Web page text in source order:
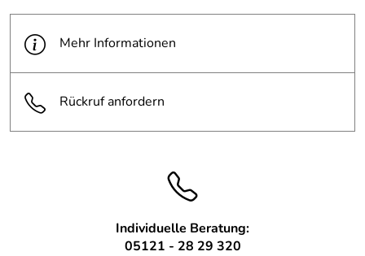
Durchmesser:
31 cm
Höhe:
Mehr Informationen
Rückruf anfordern
Individuelle Beratung:
05121 - 28 29 320